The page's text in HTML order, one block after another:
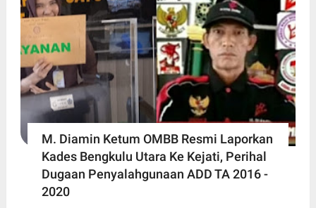
M. Diamin Ketum OMBB Resmi Laporkan
Kades Bengkulu Utara Ke Kejati, Perihal
Dugaan Penyalahgunaan ADD TA 2016 -
2020